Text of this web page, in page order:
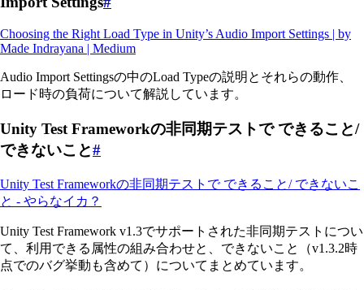
Choosing the Right Load Type in Unity’s Audio Import Settings | by
Made Indrayana | Medium
Audio Import Settingsの中のLoad Typeの説明とそれらの動作、
ロード時の負荷について解説しています。
Unity Test Frameworkの非同期テストで できること/
できないこと#
Unity Test Frameworkの非同期テストで できること/ できないこ
と - やらなイカ？
Unity Test Framework v1.3でサポートされた非同期テストについ
て、利用できる属性の組み合わせと、できないこと（v1.3.2時
点でのバグ挙動も含めて）についてまとめています。